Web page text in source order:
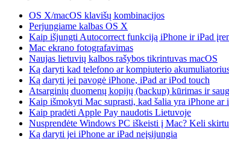
OS X/macOS klavišų kombinacijos
Perjungiame kalbas OS X
Kaip išjungti Autocorrect funkciją iPhone ir iPad
Mac ekrano fotografavimas
Naujas lietuvių kalbos rašybos tikrintuvas macOS
Ką daryti kad telefono ar kompiuterio
Ką daryti jei pavogė iPhone, iPad ar iPod touch
Atsarginių duomenų kopijų (backup) kūrimas ir
Kaip išmokyti Mac suprasti, kad šalia yra iPhone ar
Kaip pradėti Apple Pay naudotis Lietuvoje
Nusprendėte Windows PC iškeisti į Mac? Keli
Ką daryti jei iPhone ar iPad neįsijungia